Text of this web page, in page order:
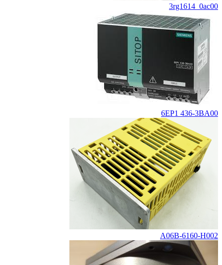
3rg1614_0ac00
6EP1 436-3BA00
A06B-6160-H002